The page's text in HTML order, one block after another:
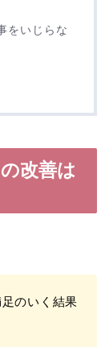
をいじらな
改善は
のいく結果